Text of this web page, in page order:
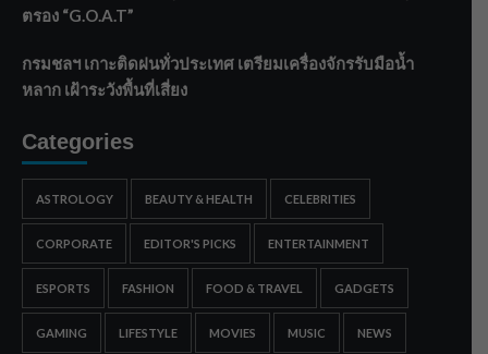
ตรอง “G.O.A.T”
กรมชลฯ เกาะติดฝนทั่วประเทศ เตรียมเครื่องจักรรับมือน้ำ
หลาก เฝ้าระวังพื้นที่เสี่ยง
Categories
ASTROLOGY BEAUTY & HEALTH CELEBRITIES
CORPORATE EDITOR'S PICKS ENTERTAINMENT
ESPORTS FASHION FOOD & TRAVEL GADGETS
GAMING LIFESTYLE MOVIES MUSIC NEWS